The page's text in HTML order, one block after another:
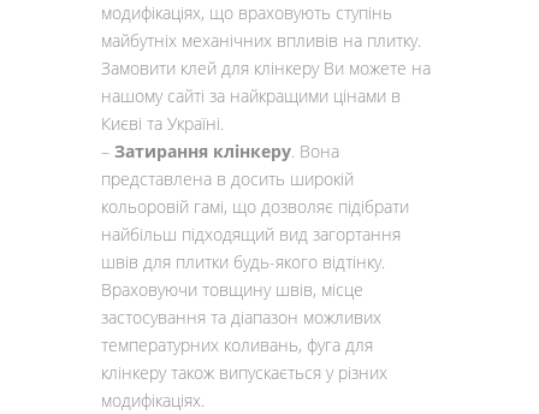
модифікаціях, що враховують ступінь
майбутніх механічних впливів на плитку.
Замовити клей для клінкеру Ви можете на
нашому сайті за найкращими цінами в
Києві та Україні.
– Затирання клінкеру. Вона
представлена ​​в досить широкій
кольоровій гамі, що дозволяє підібрати
найбільш підходящий вид загортання
швів для плитки будь-якого відтінку.
Враховуючи товщину швів, місце
застосування та діапазон можливих
температурних коливань, фуга для
клінкеру також випускається у різних
модифікаціях.